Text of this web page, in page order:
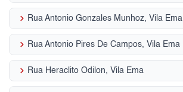
keyboard_arrow_right Rua Antonio Gonzales Munhoz, Vila Ema
keyboard_arrow_right Rua Antonio Pires De Campos, Vila Ema
keyboard_arrow_right Rua Heraclito Odilon, Vila Ema